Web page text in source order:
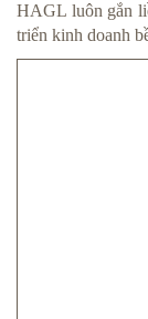
HAGL luôn gắn
triển kinh doanh